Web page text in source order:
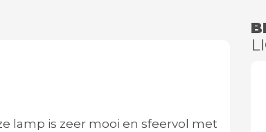
lamp is zeer mooi en sfeervol met